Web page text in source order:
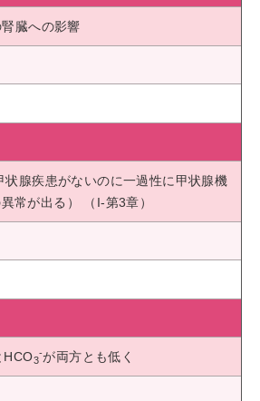
臓への影響
状腺疾患がないのに一過性に甲状腺機
常が出る） （I-第3章）
HCO3
-が両方とも低く